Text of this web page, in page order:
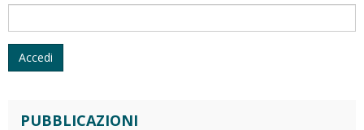
Accedi
PUBBLICAZIONI